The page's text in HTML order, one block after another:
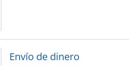
Envío de dinero